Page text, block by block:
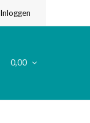
Inloggen
0,00